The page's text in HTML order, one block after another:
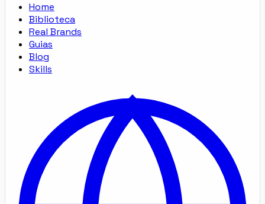
Home
Biblioteca
Real Brands
Guias
Blog
Skills